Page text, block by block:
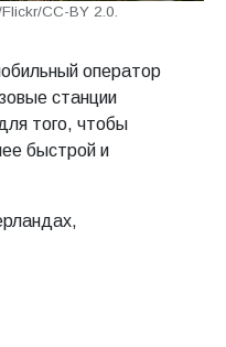
CC-BY 2.0.
оператор
станции
того, чтобы
быстрой и